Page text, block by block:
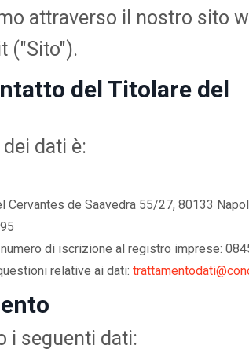
attraverso il nostro sito
("Sito").
del Titolare del
dati è:
Cervantes de Saavedra 55/27, 80133
numero di iscrizione al registro imprese:
relative ai dati:
i seguenti dati: